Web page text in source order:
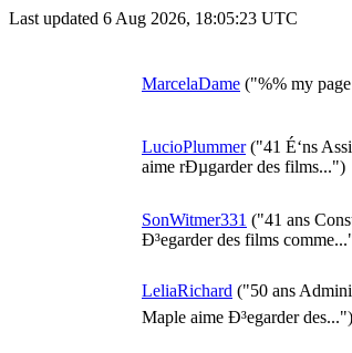
Last updated 6 Aug 2026, 18:05:23 UTC
MarcelaDame ("%% my
LucioPlummer("41 É‘ns
aime rÐµgarder des films...")
SonWitmer331 ("41 ans
Ð³egarder des films
LeliaRichard ("50 ans
Maple aime Ð³egarder des...")